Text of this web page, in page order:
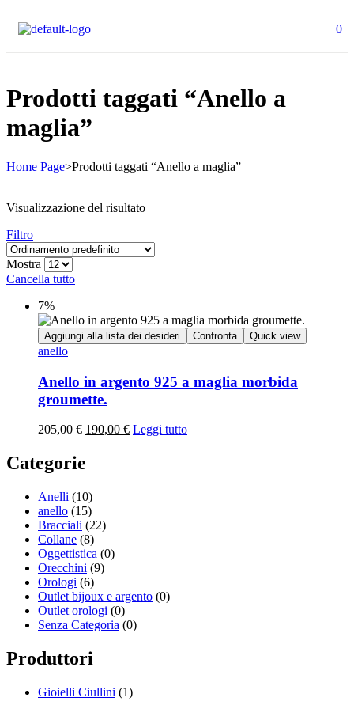
0
Prodotti taggati “Anello a
maglia”
Home Page>Prodotti taggati “Anello a maglia”
Visualizzazione del risultato
Filtro
Mostra
Cancella tutto
7%
Aggiungi alla lista dei desideri Confronta Quick view
anello
Anello in argento 925 a maglia morbida
groumette.
205,00€ 190,00 € Leggi tutto
Categorie
Anelli (10)
anello (15)
Bracciali (22)
Collane (8)
Oggettistica (0)
Orecchini (9)
Orologi (6)
Outlet bijoux e argento (0)
Outlet orologi (0)
Senza Categoria (0)
Produttori
Gioielli Ciullini (1)